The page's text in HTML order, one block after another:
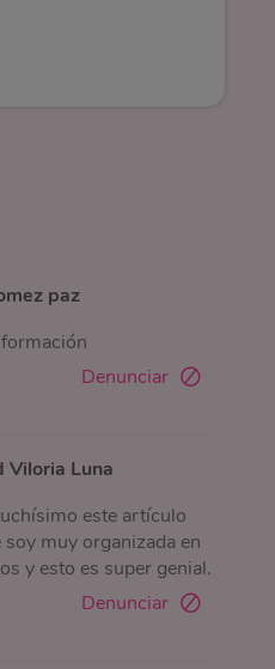
paz
Denunciar
Viloria Luna
este artículo
muy organizada en
y esto es super genial.
Denunciar